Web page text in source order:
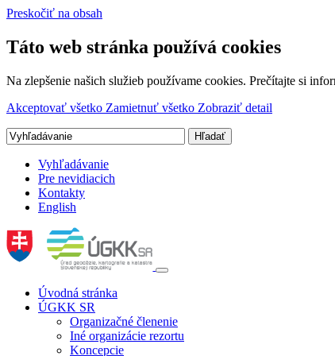
Preskočiť na obsah
Táto web stránka používá cookies
Na zlepšenie našich služieb používame cookies. Prečítajte si
Akceptovať všetko Zamietnuť všetko Zobraziť detail
Vyhľadávanie
Pre nevidiacich
Kontakty
English
Úvodná stránka
ÚGKK SR
Organizačné členenie
Iné organizácie rezortu
Koncepcie